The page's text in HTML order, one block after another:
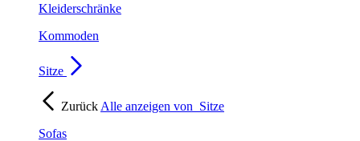
Kleiderschränke
Kommoden
Sitze
Zurück Alle anzeigen von Sitze
Sofas